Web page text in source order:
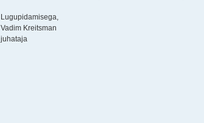
Lugupidamisega,
Vadim Kreitsman
juhataja